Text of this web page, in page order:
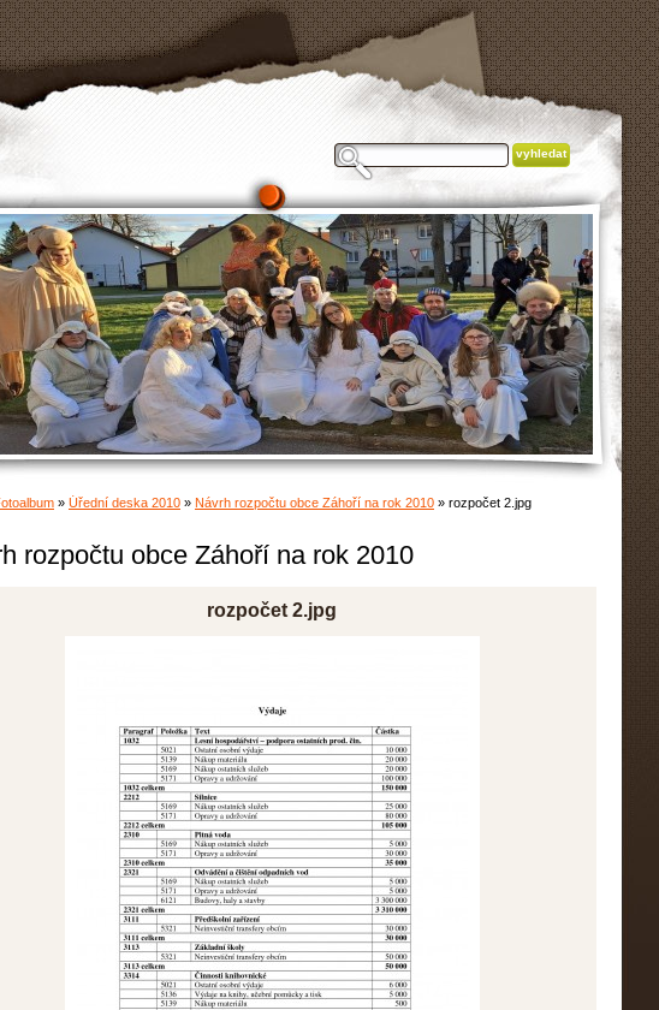
» Úřední deska 2010 » Návrh rozpočtu obce Záhoří na rok 2010 » rozpočet 2.jpg
rozpočtu obce Záhoří na rok 2010
rozpočet 2.jpg